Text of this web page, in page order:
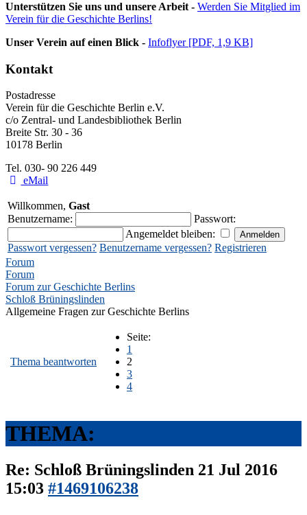
Unterstützen Sie uns und unsere Arbeit - Werden Sie Mitglied im
Verein für die Geschichte Berlins!
Unser Verein auf einen Blick - Infoflyer [PDF, 1,9 KB]
Kontakt
Postadresse
Verein für die Geschichte Berlin e.V.
c/o Zentral- und Landesbibliothek Berlin
Breite Str. 30 - 36
10178 Berlin
Tel. 030- 90 226 449
eMail
Willkommen, Gast
Benutzername:
Passwort:
Angemeldet bleiben:
Passwort vergessen? Benutzername vergessen? Registrieren
Forum
Forum
Forum zur Geschichte Berlins
Schloß Brüningslinden
Allgemeine Fragen zur Geschichte Berlins
Thema beantworten
Seite:
1
2
3
4
THEMA:
Re: Schloß Brüningslinden 21 Jul 2016
15:03 #1469106238